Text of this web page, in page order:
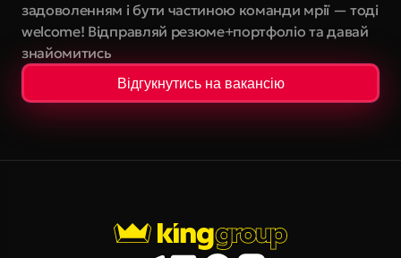
задоволенням і бути частиною команди мрії — тоді
welcome! Відправляй резюме+портфоліо та давай
знайомитись
Відгукнутись на вакансію